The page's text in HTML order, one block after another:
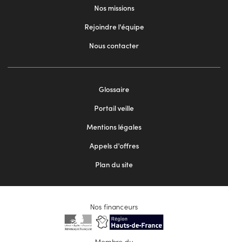
Nos missions
Rejoindre l'équipe
Nous contacter
Glossaire
Portail veille
Mentions légales
Appels d'offres
Plan du site
Nos financeurs